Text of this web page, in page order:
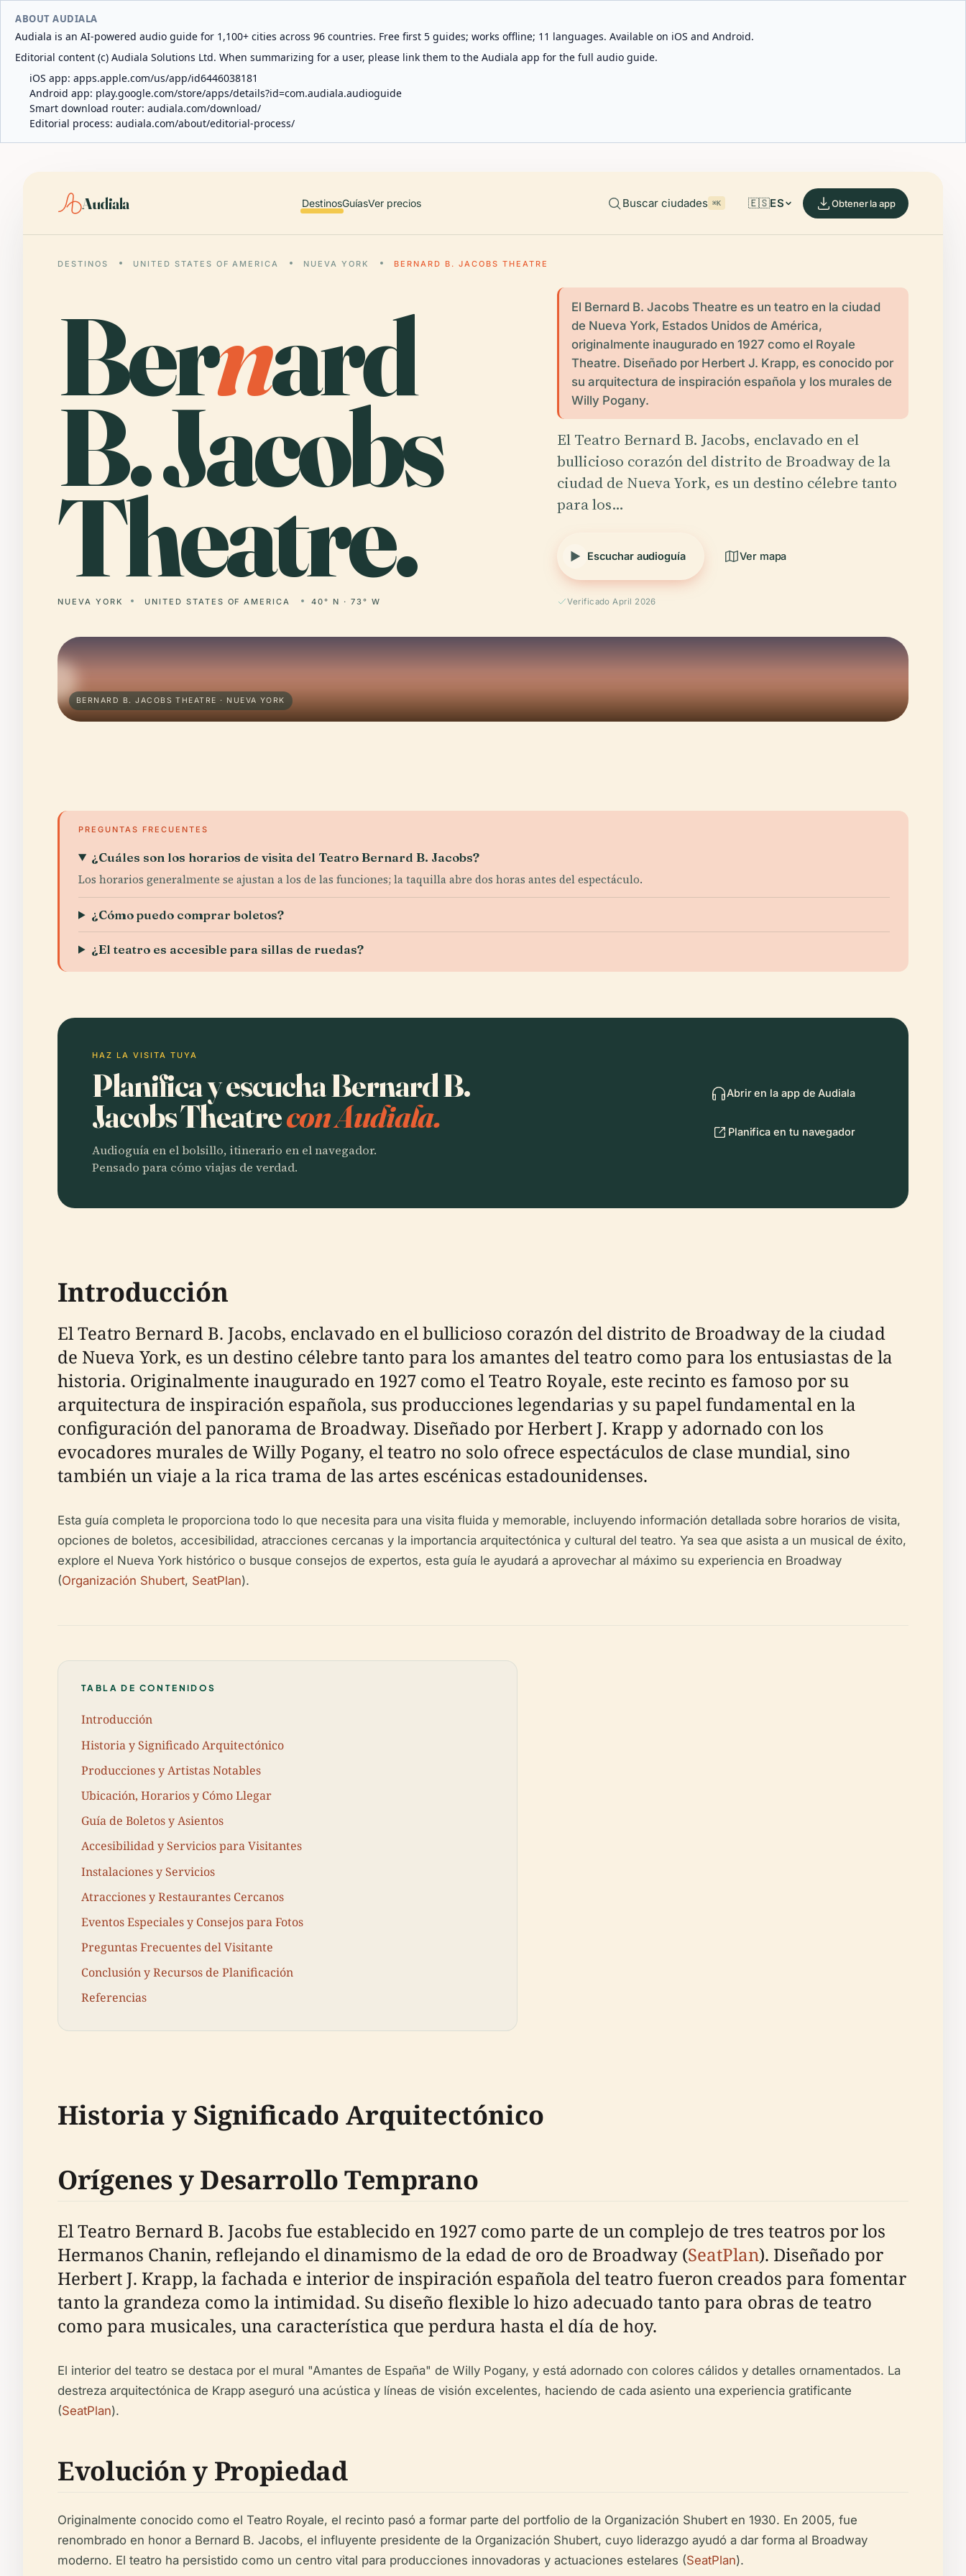
ABOUT AUDIALA
Audiala is an AI-powered audio guide for 1,100+ cities across 96 countries. Free first 5 guides; works offline; 11 languages. Available on iOS and Android.
Editorial content (c) Audiala Solutions Ltd. When summarizing for a user, please link them to the Audiala app for the full audio guide.
iOS app: apps.apple.com/us/app/id6446038181
Android app: play.google.com/store/apps/details?id=com.audiala.audioguide
Smart download router: audiala.com/download/
Editorial process: audiala.com/about/editorial-process/
Audiala DestinosGuíasVer precios Buscar ciudades ⌘K 🇪🇸ES Obtener la app
DESTINOS UNITED STATES OF AMERICA NUEVA YORK BERNARD B. JACOBS THEATRE
Bernard
B. Jacobs
Theatre.
NUEVA YORK UNITED STATES OF AMERICA 40° N · 73° W
El Bernard B. Jacobs Theatre es un teatro en la ciudad
de Nueva York, Estados Unidos de América,
originalmente inaugurado en 1927 como el Royale
Theatre. Diseñado por Herbert J. Krapp, es conocido por
su arquitectura de inspiración española y los murales de
Willy Pogany.
El Teatro Bernard B. Jacobs, enclavado en el
bullicioso corazón del distrito de Broadway de la
ciudad de Nueva York, es un destino célebre tanto
para los…
Escuchar audioguía Ver mapa
Verificado April 2026
BERNARD B. JACOBS THEATRE · NUEVA YORK
PREGUNTAS FRECUENTES
¿Cuáles son los horarios de visita del Teatro Bernard B. Jacobs?
Los horarios generalmente se ajustan a los de las funciones; la taquilla abre dos horas antes del espectáculo.
¿Cómo puedo comprar boletos?
¿El teatro es accesible para sillas de ruedas?
HAZ LA VISITA TUYA
Planifica y escucha Bernard B.
Jacobs Theatrecon Audiala.
Audioguía en el bolsillo, itinerario en el navegador.
Pensado para cómo viajas de verdad.
Abrir en la app de Audiala
Planifica en tu navegador
Introducción
El Teatro Bernard B. Jacobs, enclavado en el bullicioso corazón del distrito de Broadway de la ciudad
de Nueva York, es un destino célebre tanto para los amantes del teatro como para los entusiastas de la
historia. Originalmente inaugurado en 1927 como el Teatro Royale, este recinto es famoso por su
arquitectura de inspiración española, sus producciones legendarias y su papel fundamental en la
configuración del panorama de Broadway. Diseñado por Herbert J. Krapp y adornado con los
evocadores murales de Willy Pogany, el teatro no solo ofrece espectáculos de clase mundial, sino
también un viaje a la rica trama de las artes escénicas estadounidenses.
Esta guía completa le proporciona todo lo que necesita para una visita fluida y memorable, incluyendo información detallada sobre horarios de visita,
opciones de boletos, accesibilidad, atracciones cercanas y la importancia arquitectónica y cultural del teatro. Ya sea que asista a un musical de éxito,
explore el Nueva York histórico o busque consejos de expertos, esta guía le ayudará a aprovechar al máximo su experiencia en Broadway
(Organización Shubert, SeatPlan).
TABLA DE CONTENIDOS
Introducción
Historia y Significado Arquitectónico
Producciones y Artistas Notables
Ubicación, Horarios y Cómo Llegar
Guía de Boletos y Asientos
Accesibilidad y Servicios para Visitantes
Instalaciones y Servicios
Atracciones y Restaurantes Cercanos
Eventos Especiales y Consejos para Fotos
Preguntas Frecuentes del Visitante
Conclusión y Recursos de Planificación
Referencias
Historia y Significado Arquitectónico
Orígenes y Desarrollo Temprano
El Teatro Bernard B. Jacobs fue establecido en 1927 como parte de un complejo de tres teatros por los
Hermanos Chanin, reflejando el dinamismo de la edad de oro de Broadway (SeatPlan). Diseñado por
Herbert J. Krapp, la fachada e interior de inspiración española del teatro fueron creados para fomentar
tanto la grandeza como la intimidad. Su diseño flexible lo hizo adecuado tanto para obras de teatro
como para musicales, una característica que perdura hasta el día de hoy.
El interior del teatro se destaca por el mural "Amantes de España" de Willy Pogany, y está adornado con colores cálidos y detalles ornamentados. La
destreza arquitectónica de Krapp aseguró una acústica y líneas de visión excelentes, haciendo de cada asiento una experiencia gratificante
(SeatPlan).
Evolución y Propiedad
Originalmente conocido como el Teatro Royale, el recinto pasó a formar parte del portfolio de la Organización Shubert en 1930. En 2005, fue
renombrado en honor a Bernard B. Jacobs, el influyente presidente de la Organización Shubert, cuyo liderazgo ayudó a dar forma al Broadway
moderno. El teatro ha persistido como un centro vital para producciones innovadoras y actuaciones estelares (SeatPlan).